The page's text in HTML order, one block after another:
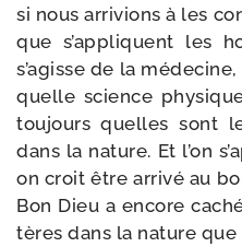
si nous arri­vions à les
que s’appliquent les
s’agisse de la méde­cine,
quelle science
tou­jours quelles sont
dans la nature. Et l’on
on croit être arri­vé au
Bon Dieu a encore
tères dans la nature que